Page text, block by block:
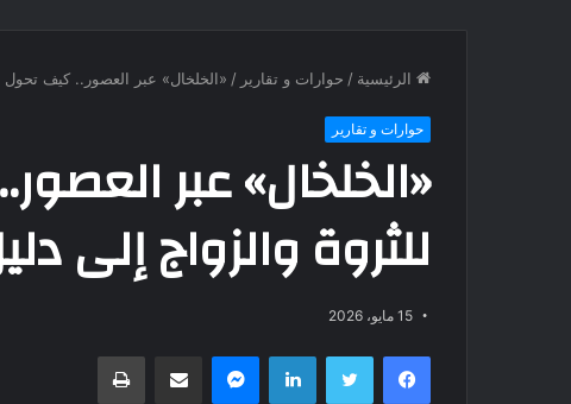
الرئيسية / حوارات و تقارير / «الخلخال» عبر العصور.. كيف تحول
حوارات و تقارير
«الخلخال» عبر
للثروة والزواج إلى
15 مايو، 2026
فيسبوك تويتر لينكدإن ماسنجر مشاركة عبر البريد طباعة